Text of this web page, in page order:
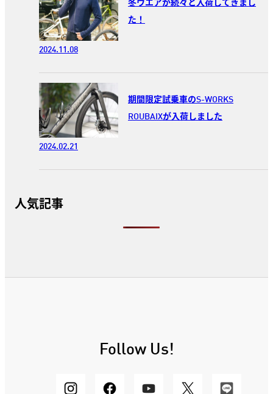
冬ウエアが続々と入荷してきまし
た！
2024.11.08
期間限定試乗車のS-WORKS
ROUBAIXが入荷しました
2024.02.21
人気記事
Follow Us!